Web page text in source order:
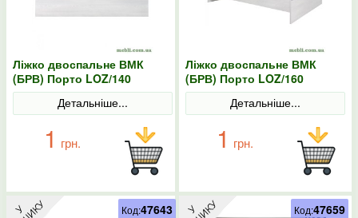
Ліжко двоспальне ВМК
(БРВ) Порто LOZ/140
140x200 Джанні/Сосна
Детальніше...
1 грн.
Ліжко двоспальне ВМК
(БРВ) Порто LOZ/160
160x200 Джанні/Сосна
Детальніше...
1 грн.
Код:47643 Код:47659